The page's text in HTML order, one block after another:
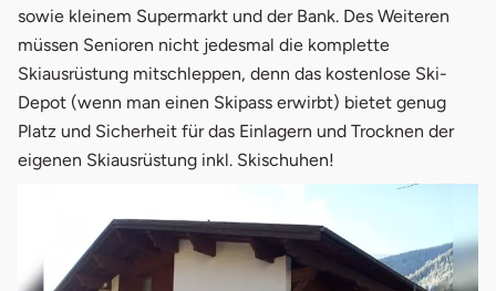
sowie kleinem Supermarkt und der Bank. Des Weiteren
müssen Senioren nicht jedesmal die komplette
Skiausrüstung mitschleppen, denn das kostenlose Ski-
Depot (wenn man einen Skipass erwirbt) bietet genug
Platz und Sicherheit für das Einlagern und Trocknen der
eigenen Skiausrüstung inkl. Skischuhen!